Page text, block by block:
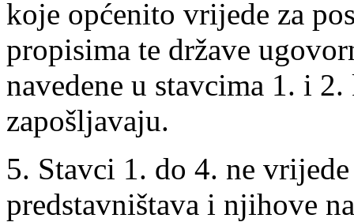
koje općenito vrijede za
propisima te države
navedene u stavcima 1. i
zapošljavaju.
5. Stavci 1. do 4. ne
predstavništava i njihove